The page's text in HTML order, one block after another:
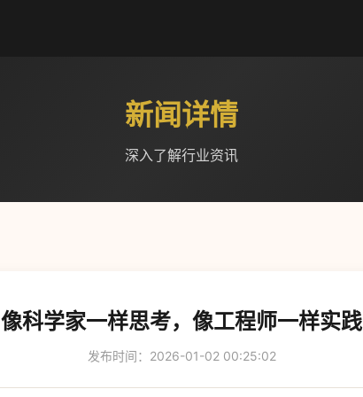
新闻详情
深入了解行业资讯
像科学家一样思考，像工程师一样实践
发布时间：2026-01-02 00:25:02